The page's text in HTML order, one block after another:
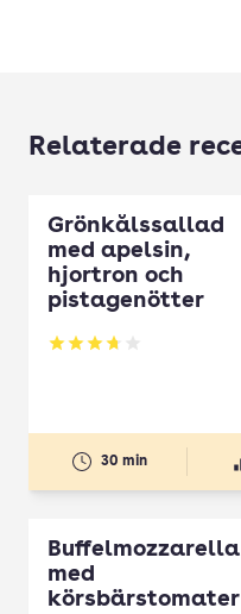
Relaterade
Grönkålssallad
med apelsin,
hjortron och
pistagenötter
Betyg: 3.72 av 5
30 min
Buffelmozzarella
med
körsbärstomater